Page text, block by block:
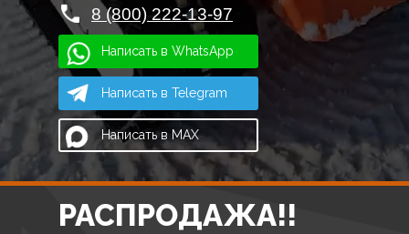
8 (800) 222-13-97
Написать в WhatsApp
Написать в Telegram
Написать в MAX
РАСПРОДАЖА!!